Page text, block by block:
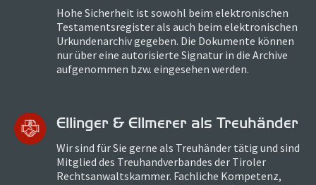
Hohe Sicherheit ist sowohl beim elektronischen
Testamentsregister als auch beim elektronischen
Urkundenarchiv gegeben. Die Dokumente können
nur über eine autorisierte Signatur in die Archive
aufgenommen bzw. eingesehen werden.
Ellinger & Ellmerer als Treuhänder
Wir sind für Sie gerne als Treuhänder tätig und sind
Mitglied des Treuhandverbandes der Tiroler
Rechtsanwaltskammer. Fachliche Kompetenz,